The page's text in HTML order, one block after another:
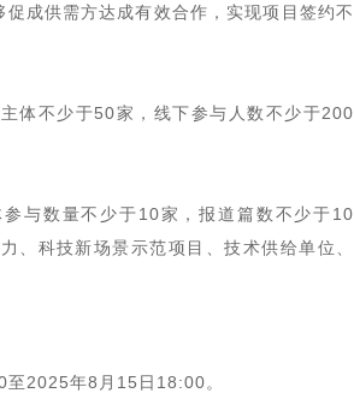
供需方达成有效合作，实现项目签约不
不少于50家，线下参与人数不少于200
数量不少于10家，报道篇数不少于10
、科技新场景示范项目、技术供给单位、
2025年8月15日18:00。